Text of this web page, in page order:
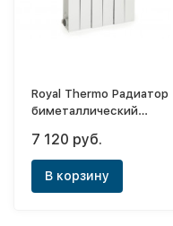
Royal Thermo Радиатор
биметаллический
Traffico 500х4
(боковое) New
7 120 руб.
В корзину